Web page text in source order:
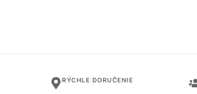
RÝCHLE DORUČENIE